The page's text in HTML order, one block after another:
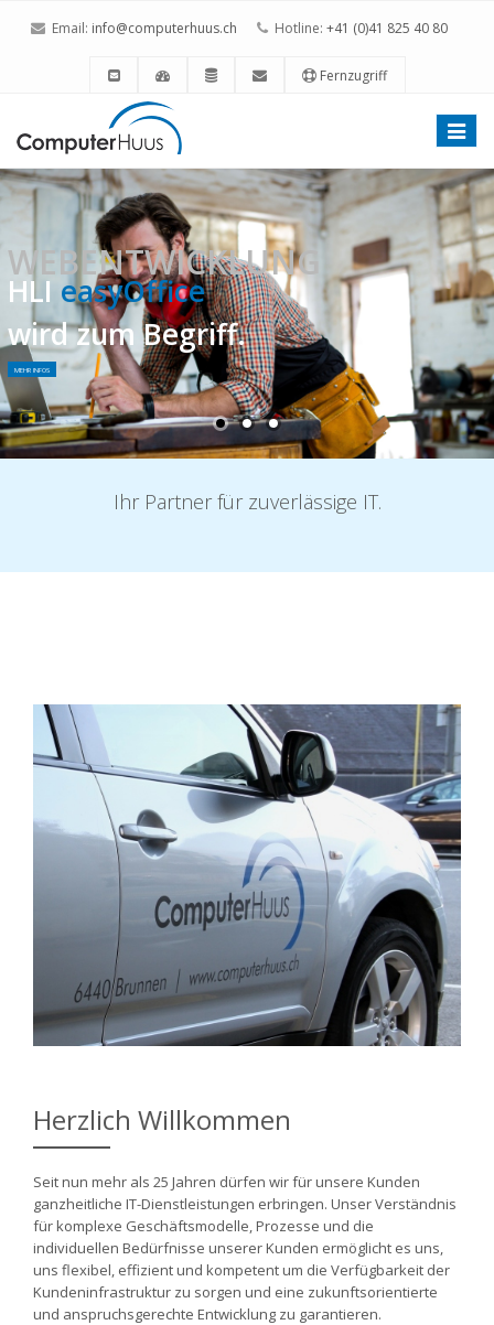
Email: info@computerhuus.ch Hotline: +41 (0)41 825 40 80
Fernzugriff
Toggle
WEBENTWICKLUNG
HLI easyOffice
wird zum Begriff.
MEHR INFOS
Ihr Partner für zuverlässige IT.
Herzlich Willkommen
Seit nun mehr als 25 Jahren dürfen wir für unsere Kunden
ganzheitliche IT-Dienstleistungen erbringen. Unser Verständnis
für komplexe Geschäftsmodelle, Prozesse und die
individuellen Bedürfnisse unserer Kunden ermöglicht es uns,
uns flexibel, effizient und kompetent um die Verfügbarkeit der
Kundeninfrastruktur zu sorgen und eine zukunftsorientierte
und anspruchsgerechte Entwicklung zu garantieren.